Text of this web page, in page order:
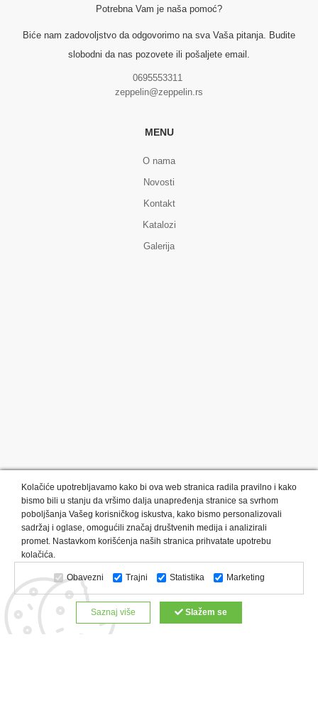
Potrebna Vam je naša pomoć?
Biće nam zadovoljstvo da odgovorimo na sva Vaša pitanja. Budite
slobodni da nas pozovete ili pošaljete email.
0695553311
zeppelin@zeppelin.rs
MENU
O nama
Novosti
Kontakt
Katalozi
Galerija
Kategorije proizvoda: Olovke i markeri
Privesci i trakice
Upaljači
USB Tehnologija Tekstil
Kačketi i kape
Notesi i rokovnici
Kancelarija Satovi
Kišobrani
Torbe i putovanja
Kuhinjski setovi
Alati i oprema
Relaksacija, lepota i zdravlje
Kalendari
Custom proizvodi
Digitalna štampa
Kolačiće upotrebljavamo kako bi ova web stranica radila pravilno i kako
bismo bili u stanju da vršimo dalja unapređenja stranice sa svrhom
poboljšanja Vašeg korisničkog iskustva, kako bismo personalizovali
sadržaj i oglase, omogućili značaj društvenih medija i analizirali
promet. Nastavkom korišćenja naših stranica prihvatate upotrebu
kolačića.
Obavezni Trajni Statistika Marketing
Saznaj više Slažem se